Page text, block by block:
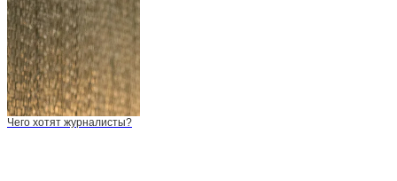
Чего хотят журналисты?